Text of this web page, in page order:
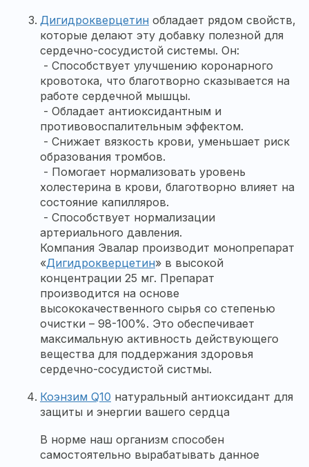
Дигидрокверцетин обладает рядом свойств,
которые делают эту добавку полезной для
сердечно-сосудистой системы. Он:
- Способствует улучшению коронарного
кровотока, что благотворно сказывается на
работе сердечной мышцы.
- Обладает антиоксидантным и
противовоспалительным эффектом.
- Снижает вязкость крови, уменьшает риск
образования тромбов.
- Помогает нормализовать уровень
холестерина в крови, благотворно влияет на
состояние капилляров.
- Способствует нормализации
артериального давления.
Компания Эвалар производит монопрепарат
«Дигидрокверцетин» в высокой
концентрации 25 мг. Препарат
производится на основе
высококачественного сырья со степенью
очистки – 98-100%. Это обеспечивает
максимальную активность действующего
вещества для поддержания здоровья
сердечно-сосудистой систмы.
Коэнзим Q10 натуральный антиоксидант для
защиты и энергии вашего сердца
В норме наш организм способен
самостоятельно вырабатывать данное